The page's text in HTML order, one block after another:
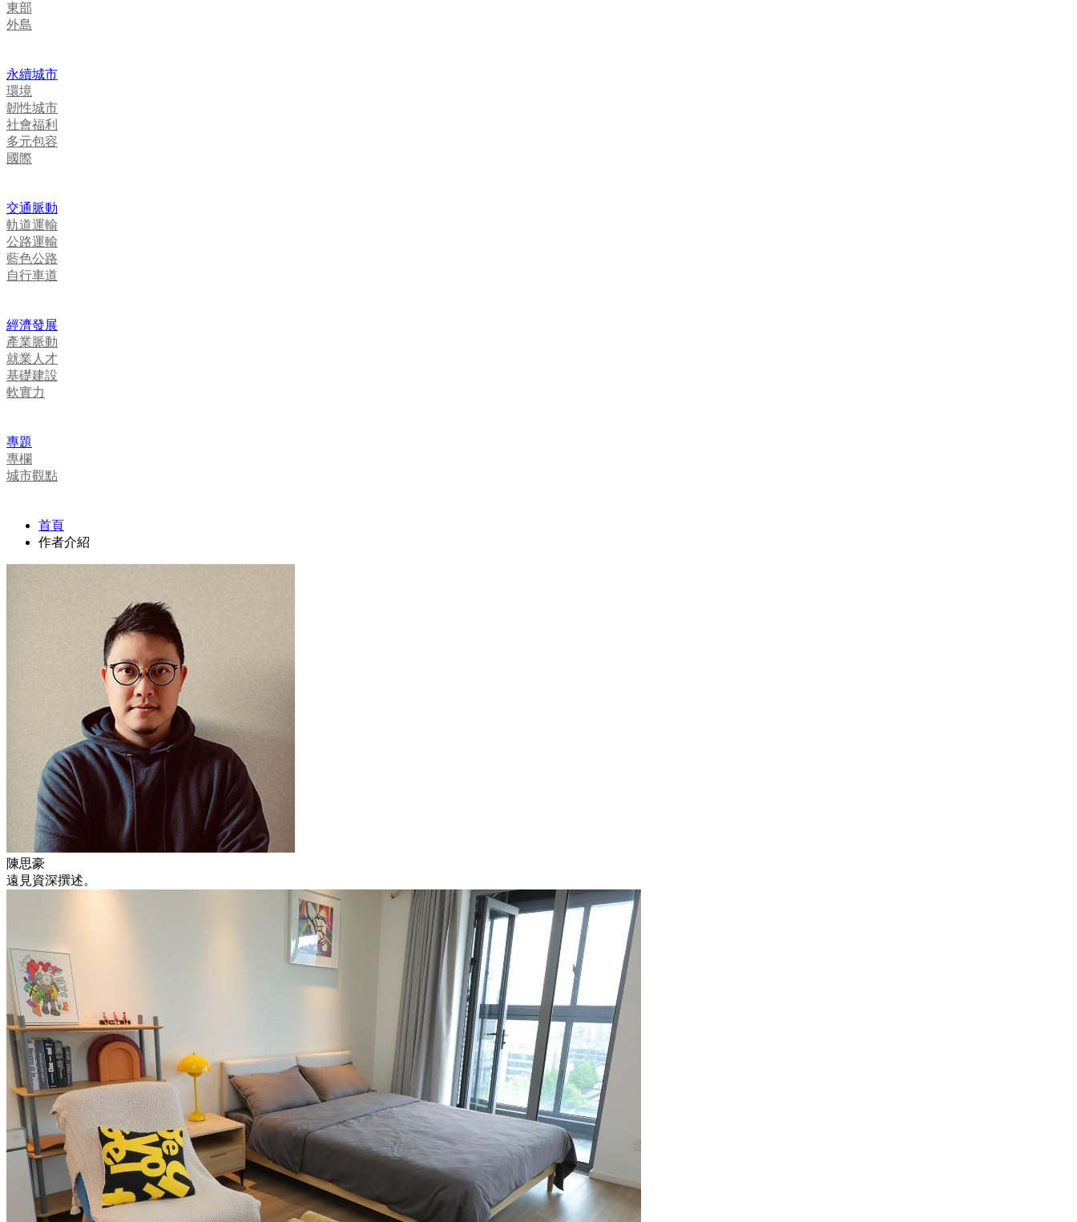
東部
外島
永續城市
環境
韌性城市
社會福利
多元包容
國際
交通脈動
軌道運輸
公路運輸
藍色公路
自行車道
經濟發展
產業脈動
就業人才
基礎建設
軟實力
專題
專欄
城市觀點
首頁
作者介紹
陳思豪
遠見資深撰述。